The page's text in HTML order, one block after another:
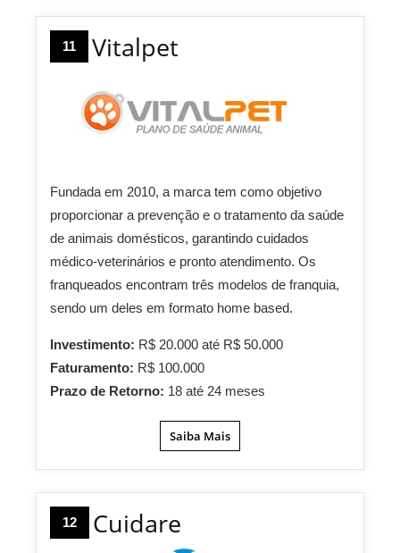
11 Vitalpet
Fundada em 2010, a marca tem como objetivo
proporcionar a prevenção e o tratamento da saúde
de animais domésticos, garantindo cuidados
médico-veterinários e pronto atendimento. Os
franqueados encontram três modelos de franquia,
sendo um deles em formato home based.
Investimento: R$ 20.000 até R$ 50.000
Faturamento: R$ 100.000
Prazo de Retorno: 18 até 24 meses
Saiba Mais
12 Cuidare